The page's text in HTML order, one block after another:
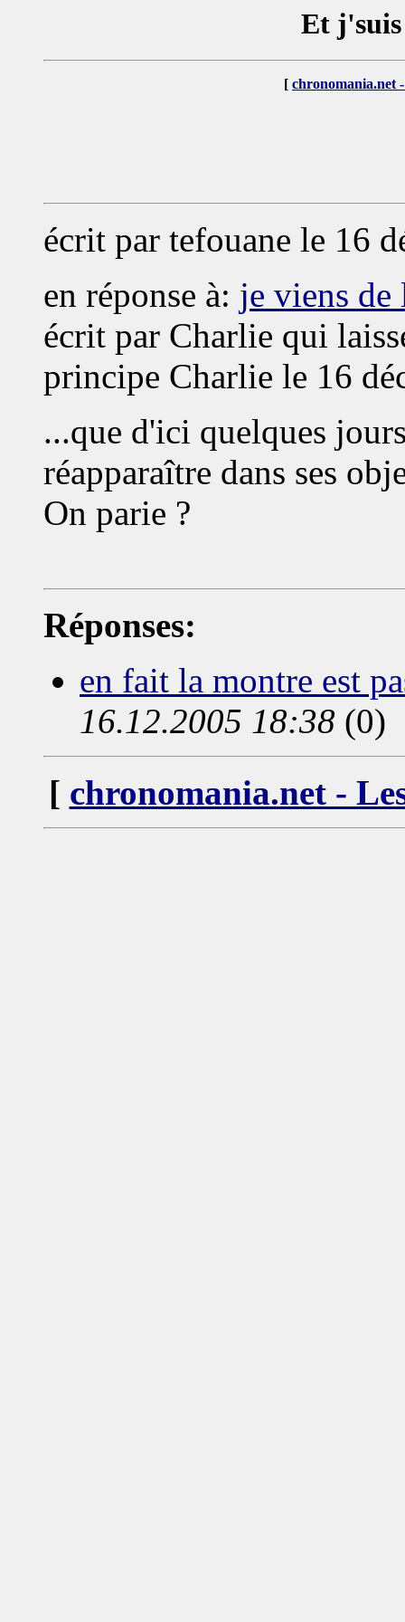
Et j'suis
[ chronomania.net
écrit par tefouane le 16
en réponse à: je viens de
écrit par Charlie qui
principe Charlie le 16
...que d'ici quelques
réapparaître dans ses
On parie ?
Réponses:
en fait la montre est
16.12.2005 18:38 (0)
[ chronomania.net -